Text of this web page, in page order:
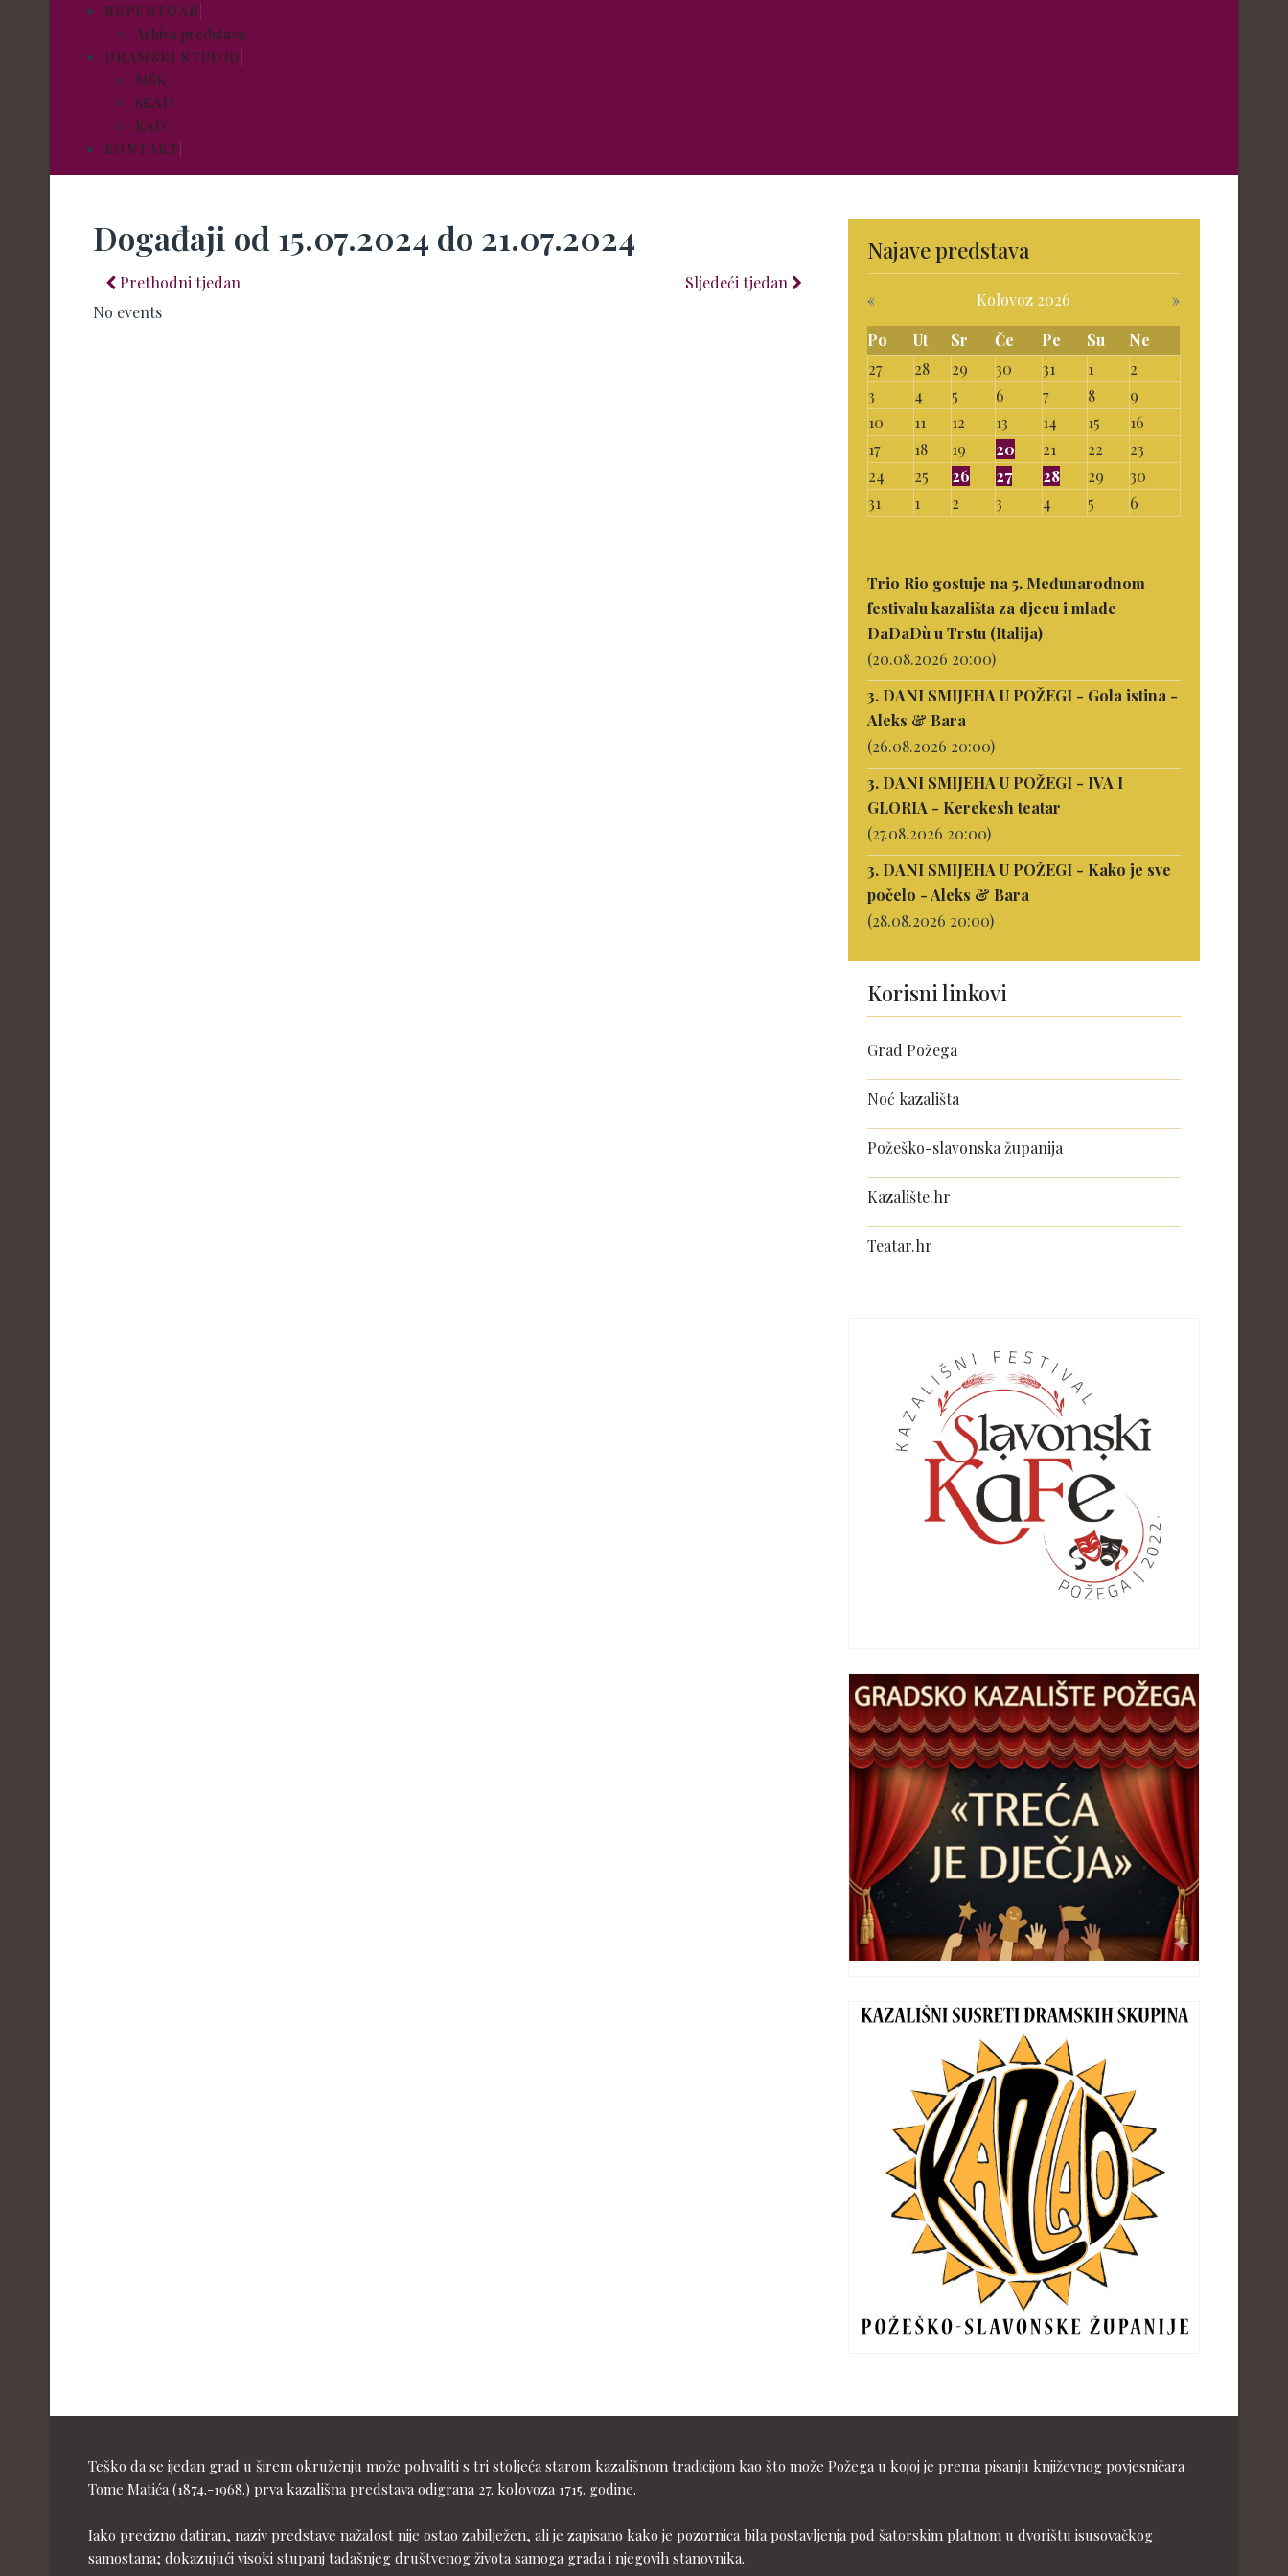
REPERTOAR
Arhiva predstava
DRAMSKI STUDIO
MŠK
SKAD
KAD
KONTAKT
Događaji od 15.07.2024 do 21.07.2024
Prethodni tjedan
Sljedeći tjedan
No events
Najave predstava
« Kolovoz 2026
»
Po
Ut Sr Če Pe Su
Ne
27
28 29 30 31 1
2
3
4 5 6 7 8
9
10
11 12 13 14 15
16
17
18 19 20 21 22
23
24
25 26 27 28 29
30
31
1 2 3 4 5 6
Trio Rio gostuje na 5. Međunarodnom
festivalu kazališta za djecu i mlade
DaDaDù u Trstu (Italija)
(20.08.2026 20:00)
3. DANI SMIJEHA U POŽEGI - Gola istina -
Aleks & Bara
(26.08.2026 20:00)
3. DANI SMIJEHA U POŽEGI - IVA I
GLORIA - Kerekesh teatar
(27.08.2026 20:00)
3. DANI SMIJEHA U POŽEGI - Kako je sve
počelo - Aleks & Bara
(28.08.2026 20:00)
Korisni linkovi
Grad Požega
Noć kazališta
Požeško-slavonska županija
Kazalište.hr
Teatar.hr
Teško da se ijedan grad u širem okruženju može pohvaliti s tri stoljeća starom kazališnom tradicijom kao što može Požega u kojoj je prema pisanju književnog povjesničara
Tome Matića (1874.-1968.) prva kazališna predstava odigrana 27. kolovoza 1715. godine.
Iako precizno datiran, naziv predstave nažalost nije ostao zabilježen, ali je zapisano kako je pozornica bila postavljenja pod šatorskim platnom u dvorištu isusovačkog
samostana; dokazujući visoki stupanj tadašnjeg društvenog života samoga grada i njegovih stanovnika.